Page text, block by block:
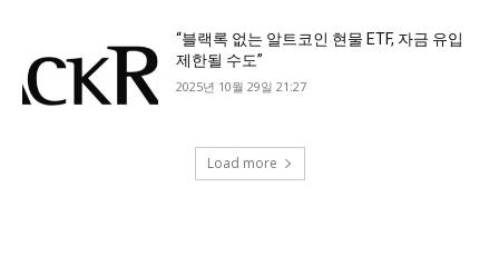
“블랙록 없는 알트코인 현물 ETF, 자금 유입
제한될 수도”
2025년 10월 29일 21:27
Load more